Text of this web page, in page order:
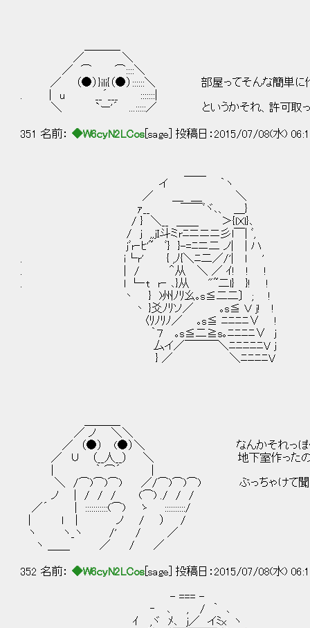
／ ＼
／ ⌒ ⌒::::＼
／ （●）}ili{（●）::::::＼ 部屋ってそんな簡単に作
. | u __´___ :::::::|
＼ `ー'´ ...:::::／ というかそれ、許可取って
351 名前： ◆W6cyN2LCos [sage] 投稿日：2015/07/08(水)
イ ｀ヽ ／／
／ ＿ ＿ ＼ ( i,;'_ __ ___ _ ___
ｧ__ ￣￣ﾞヾ､
/ } ＼__ ＿＿ ＞{lＸl}､
/ j ,,jI斗ミrﾆニニニ彡l￣| ﾞ,
jﾞr‐ﾋ'~ ﾞ} }-=ﾆニ二 ノ| | ハ ……非常
. ｉ└r' { ,ﾉ{＼ﾆ二／/'| ｌ '
. | / ＾从 ＼ ／ ｲ! ! ! 許可を取る余
. l └‐t r‐ ､}从 "~二l} }! !
丶 } )州ﾉﾘ幺｡s≦二二〕 ; !
丶 }爻ﾉﾘソ／ ｡s≦ Ｖ j! !
〈ﾘﾉﾘﾉ／ ｡s≦ ﾆﾆﾆﾆ∨ !
｀７ ｡s≦二≧s｡ﾆﾆﾆﾆ∨ j
厶イ／￣￣￣＼ﾆﾆﾆﾆﾆV j
} ／ ＼ﾆﾆﾆﾆV
／ ノ ＼＼
／ （●） (●）＼ なんかそれっぽく言
／ ∪ （__人__） ＼ 地下室作ったのって街
＼ /⌒)⌒)⌒) ／/⌒)⌒)⌒) ぶっちゃけて聞くけど
ノ | / / / (⌒) ./ / /
／´ | :::::::::::(⌒) ゝ ::::::::::/
| ｌ | ノ / ） /
ヽ ヽ_ヽ /' / ／
ヽ ＿＿ ／ / ／
352 名前： ◆W6cyN2LCos [sage] 投稿日：2015/07/08(水)
- === -
‐ ､ , / ｀ ､
ｲ ,ヾ ﾒ､ j／ イﾐx ヽ